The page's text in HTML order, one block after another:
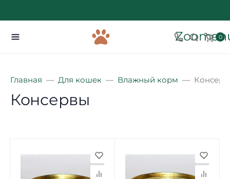
0
Главная Для кошек Влажный корм
Консервы